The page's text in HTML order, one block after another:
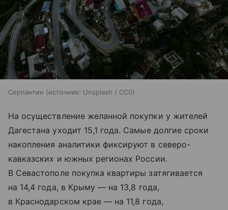
Серпантин источник: Unsplash / CC0
На осуществление желанной покупки у жителей
Дагестана уходит 15,1 года. Самые долгие сроки
накопления аналитики фиксируют в северо-
кавказских и южных регионах России.
В Севастополе покупка квартиры затягивается
на 14,4 года, в Крыму — на 13,8 года,
в Краснодарском крае — на 11,8 года,